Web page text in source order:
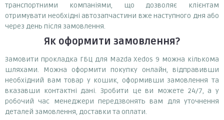
транспортними компаніями, що дозволяє клієнтам
отримувати необхідні автозапчастини вже наступного дня або
через день після замовлення.
Як оформити замовлення?
Замовити прокладка ГБЦ для Mazda Xedos 9 можна кількома
шляхами. Можна оформити покупку онлайн, відправивши
необхідний вам товар у кошик, оформивши замовлення та
вказавши контактні дані. Зробити це ви можете 24/7, а у
робочий час менеджери передзвонять вам для уточнення
деталей замовлення, доставки та оплати.